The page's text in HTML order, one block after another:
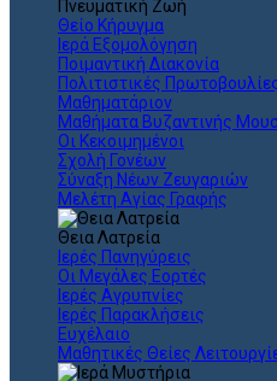
Πνευματική Ζωή
Θείο Κήρυγμα
Ιερά Εξομολόγηση
Ποιμαντική Διακονία
Πολιτιστικές
Μαθηματάριον
Μαθήματα Βυζαντινής
Οι Κεκοιμημένοι
Σχολή Γονέων
Σύναξη Νέων Ζευγαριών
Μελέτη Αγίας Γραφής
Θεια Λατρεία
Ιερές Πανηγύρεις
Οι Μεγάλες Εορτές
Ιερές Αγρυπνίες
Ιερές Παρακλήσεις
Ευχέλαιο
Μαθητικές Θείες